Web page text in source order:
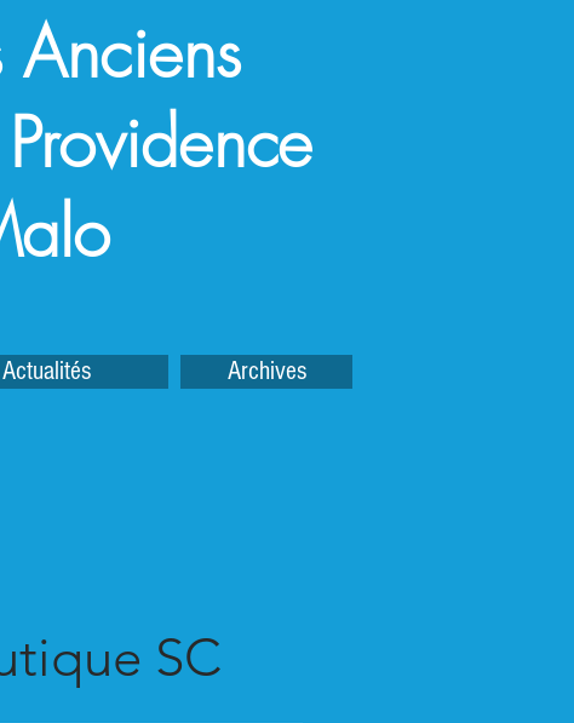
Actualités Archives
SC